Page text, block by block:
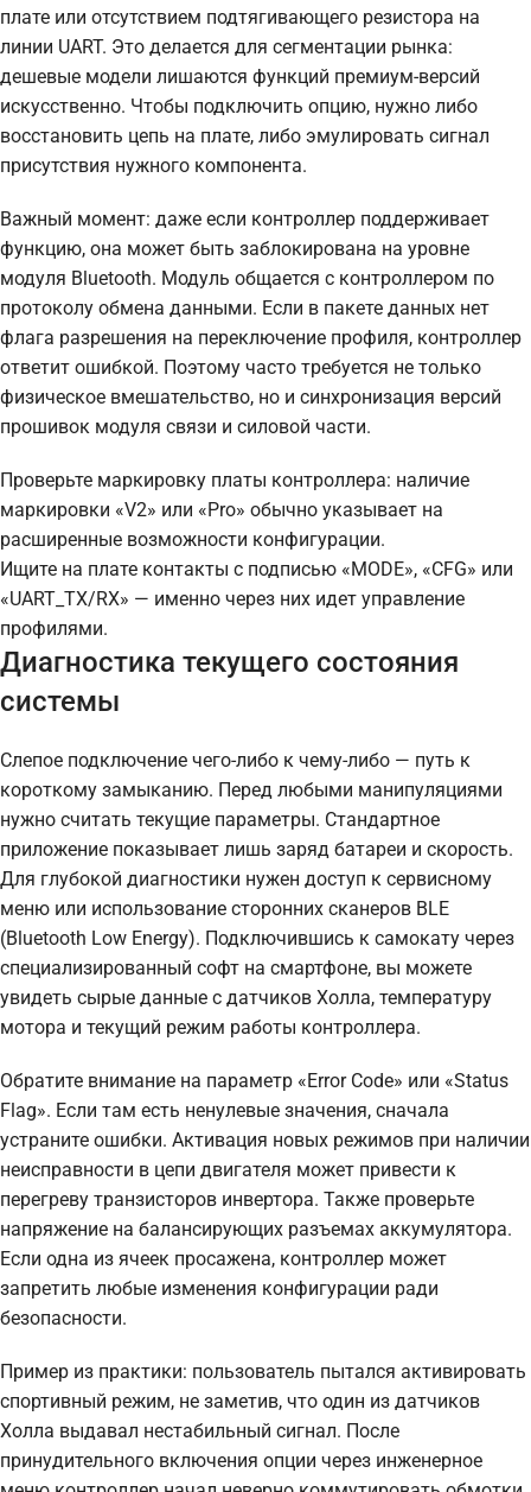
плате или отсутствием подтягивающего резистора на
линии UART. Это делается для сегментации рынка:
дешевые модели лишаются функций премиум-версий
искусственно. Чтобы подключить опцию, нужно либо
восстановить цепь на плате, либо эмулировать сигнал
присутствия нужного компонента.
Важный момент: даже если контроллер поддерживает
функцию, она может быть заблокирована на уровне
модуля Bluetooth. Модуль общается с контроллером по
протоколу обмена данными. Если в пакете данных нет
флага разрешения на переключение профиля, контроллер
ответит ошибкой. Поэтому часто требуется не только
физическое вмешательство, но и синхронизация версий
прошивок модуля связи и силовой части.
Проверьте маркировку платы контроллера: наличие
маркировки «V2» или «Pro» обычно указывает на
расширенные возможности конфигурации.
Ищите на плате контакты с подписью «MODE», «CFG» или
«UART_TX/RX» — именно через них идет управление
профилями.
Диагностика текущего состояния
системы
Слепое подключение чего-либо к чему-либо — путь к
короткому замыканию. Перед любыми манипуляциями
нужно считать текущие параметры. Стандартное
приложение показывает лишь заряд батареи и скорость.
Для глубокой диагностики нужен доступ к сервисному
меню или использование сторонних сканеров BLE
(Bluetooth Low Energy). Подключившись к самокату через
специализированный софт на смартфоне, вы можете
увидеть сырые данные с датчиков Холла, температуру
мотора и текущий режим работы контроллера.
Обратите внимание на параметр «Error Code» или «Status
Flag». Если там есть ненулевые значения, сначала
устраните ошибки. Активация новых режимов при наличии
неисправности в цепи двигателя может привести к
перегреву транзисторов инвертора. Также проверьте
напряжение на балансирующих разъемах аккумулятора.
Если одна из ячеек просажена, контроллер может
запретить любые изменения конфигурации ради
безопасности.
Пример из практики: пользователь пытался активировать
спортивный режим, не заметив, что один из датчиков
Холла выдавал нестабильный сигнал. После
принудительного включения опции через инженерное